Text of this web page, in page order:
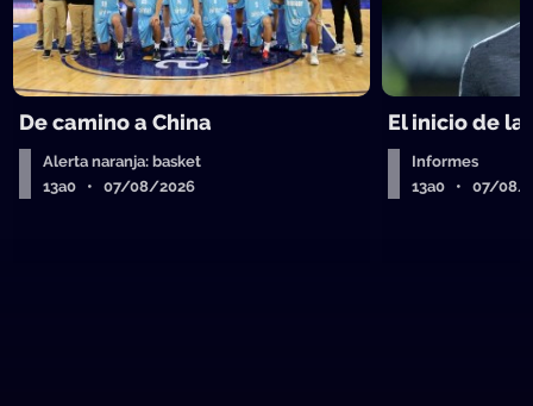
De camino a China
Alerta naranja: basket
13a0 • 07/08/2026
El inicio de la
Informes
13a0 • 07/08/